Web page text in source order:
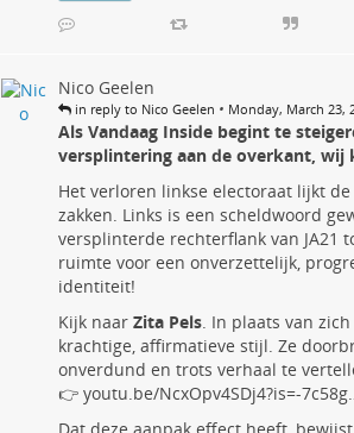
Nico Geelen
in reply to Nico Geelen • Monday, March 23,
Als Vandaag Inside begint te
versplintering aan de overkant, wij
Het verloren linkse electoraat lijkt
zakken. Links is een scheldwoord
versplinterde rechterflank van JA21
ruimte voor een onverzettelijk,
identiteit!
Kijk naar Zita Pels. In plaats van
krachtige, affirmatieve stijl. Ze
onverdund en trots verhaal te
👉 youtu.be/NcxOpv4SDj4?is=-